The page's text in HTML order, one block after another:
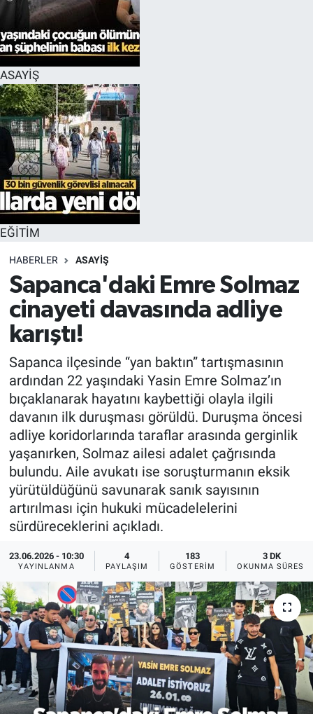
ASAYİŞ
EĞİTİM
HABERLER ASAYİŞ
Sapanca'daki Emre Solmaz
cinayeti davasında adliye
karıştı!
Sapanca ilçesinde “yan baktın” tartışmasının
ardından 22 yaşındaki Yasin Emre Solmaz’ın
bıçaklanarak hayatını kaybettiği olayla ilgili
davanın ilk duruşması görüldü. Duruşma öncesi
adliye koridorlarında taraflar arasında gerginlik
yaşanırken, Solmaz ailesi adalet çağrısında
bulundu. Aile avukatı ise soruşturmanın eksik
yürütüldüğünü savunarak sanık sayısının
artırılması için hukuki mücadelelerini
sürdüreceklerini açıkladı.
23.06.2026 - 10:30
YAYINLANMA
4
PAYLAŞIM
183
GÖSTERIM
3 DK
OKUNMA SÜRESI
EĞİTİM
ÖZEL HABER
HALK54 PANORAMA